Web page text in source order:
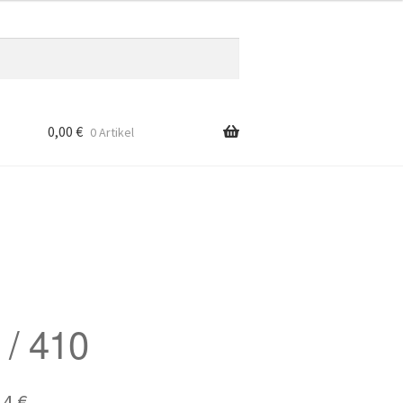
0,00€ 0 Artikel
410